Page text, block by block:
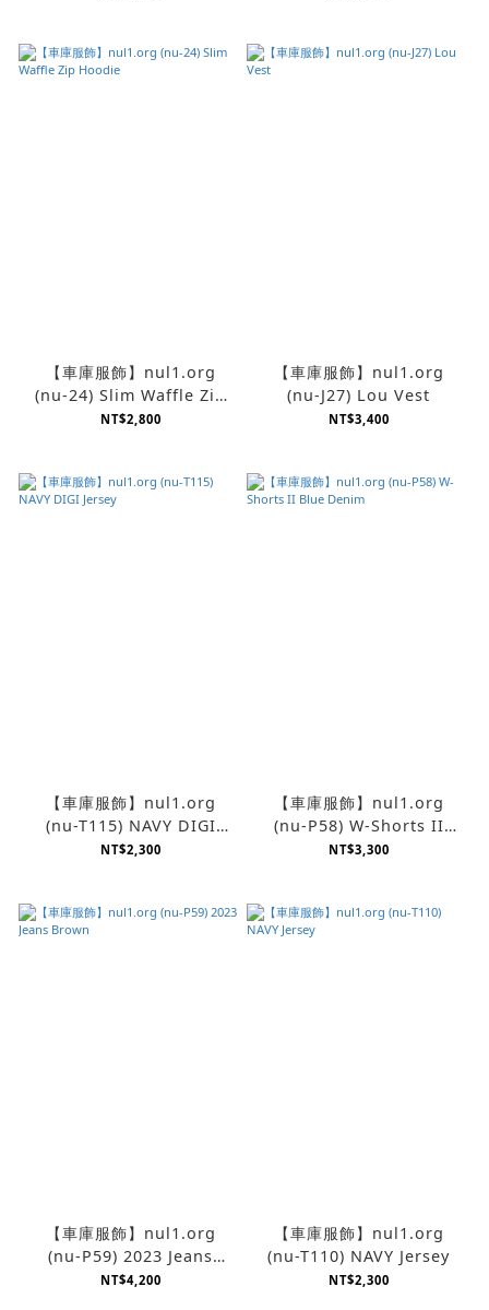
【車庫服飾】nul1.org
(nu-24) Slim Waffle Zip
Hoodie
NT$2,800
【車庫服飾】nul1.org
(nu-J27) Lou Vest
NT$3,400
【車庫服飾】nul1.org
(nu-T115) NAVY DIGI
Jersey
NT$2,300
【車庫服飾】nul1.org
(nu-P58) W-Shorts II
Blue Denim
NT$3,300
【車庫服飾】nul1.org
(nu-P59) 2023 Jeans
Brown
NT$4,200
【車庫服飾】nul1.org
(nu-T110) NAVY Jersey
NT$2,300